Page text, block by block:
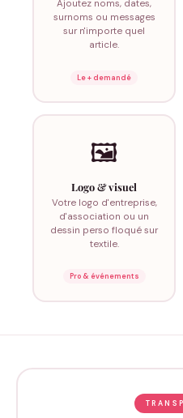
Ajoutez noms, dates,
surnoms ou messages
sur n'importe quel
article.
Le + demandé
🖼️
Logo & visuel
Votre logo d'entreprise,
d'association ou un
dessin perso floqué sur
textile.
Pro & événements